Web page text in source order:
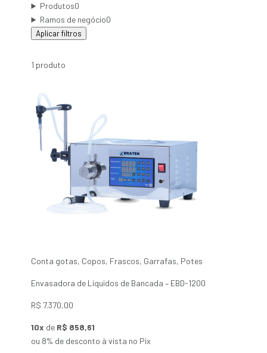
Produtos0
Ramos de negócio0
Aplicar filtros
1 produto
Conta gotas, Copos, Frascos, Garrafas, Potes
Envasadora de Líquidos de Bancada – EBD-1200
R$ 7.370,00
10x de R$ 858,61
ou 8% de desconto à vista no Pix